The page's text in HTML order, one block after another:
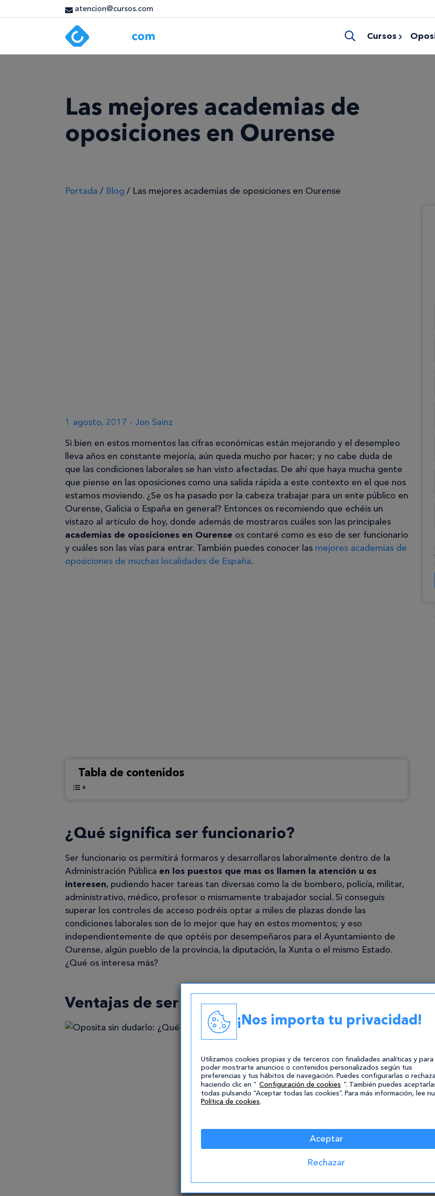
atencion@cursos.com
Cursos
Las mejores academias de
oposiciones en Ourense
Portada / Blog / Las mejores academias de oposiciones en Ourense
1 agosto, 2017 - Jon Sainz
Si bien en estos momentos las cifras económicas están mejorando y el desempleo
lleva años en constante mejoría, aún queda mucho por hacer; y no cabe duda de
que las condiciones laborales se han visto afectadas. De ahí que haya mucha gente
que piense en las oposiciones como una salida rápida a este contexto en el que nos
estamos moviendo. ¿Se os ha pasado por la cabeza trabajar para un ente público en
Ourense, Galicia o España en general? Entonces os recomiendo que echéis un
vistazo al artículo de hoy, donde además de mostraros cuáles son las principales
academias de oposiciones en Ourense os contaré como es eso de ser funcionario
y cuáles son las vías para entrar. También puedes conocer las mejores academias de
oposiciones de muchas localidades de España.
Tabla de contenidos
¿Qué significa ser funcionario?
Ser funcionario os permitirá formaros y desarrollaros laboralmente dentro de la
Administración Pública en los puestos que mas os llamen la atención u os
interesen, pudiendo hacer tareas tan diversas como la de bombero, policía, militar,
administrativo, médico, profesor o mismamente trabajador social. Si conseguís
superar los controles de acceso podréis optar a miles de plazas donde las
condiciones laborales son de lo mejor que hay en estos momentos; y eso
independientemente de que optéis por desempeñaros para el Ayuntamiento de
Ourense, algún pueblo de la provincia, la diputación, la Xunta o el mismo Estado.
¿Qué os interesa más?
Ventajas de ser funcionario
¡Nos importa tu privacidad!
Utilizamos cookies propias y de terceros con finalidades analíticas y para
poder mostrarte anuncios o contenidos personalizados según tus
preferencias y tus hábitos de navegación. Puedes configurarlas o
haciendo clic en “ Configuración de cookies ”. También puedes
todas pulsando “Aceptar todas las cookies”. Para más información, lee
Política de cookies.
Aceptar
Rechazar